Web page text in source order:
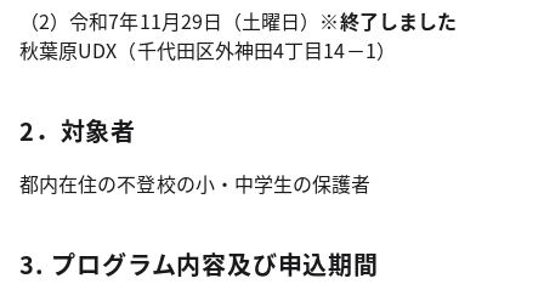
（2）令和7年11月29日（土曜日） ※終了しました
秋葉原UDX（千代田区外神田4丁目14－1）
2．対象者
都内在住の不登校の小・中学生の保護者
3. プログラム内容及び申込期間